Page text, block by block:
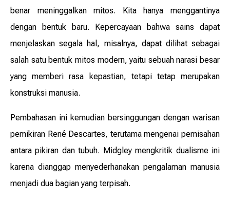
benar meninggalkan mitos. Kita hanya menggantinya
dengan bentuk baru. Kepercayaan bahwa sains dapat
menjelaskan segala hal, misalnya, dapat dilihat sebagai
salah satu bentuk mitos modern, yaitu sebuah narasi besar
yang memberi rasa kepastian, tetapi tetap merupakan
konstruksi manusia.
Pembahasan ini kemudian bersinggungan dengan warisan
pemikiran René Descartes, terutama mengenai pemisahan
antara pikiran dan tubuh. Midgley mengkritik dualisme ini
karena dianggap menyederhanakan pengalaman manusia
menjadi dua bagian yang terpisah.